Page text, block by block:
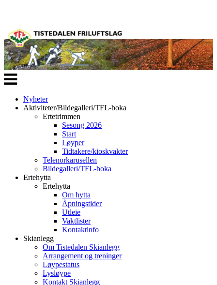
Veksle
navigasjon
Nyheter
Aktiviteter/Bildegalleri/TFL-boka
Ertetrimmen
Sesong 2026
Start
Løyper
Tidtakere/kioskvakter
Telenorkarusellen
Bildegalleri/TFL-boka
Ertehytta
Ertehytta
Om hytta
Åpningstider
Utleie
Vaktlister
Kontaktinfo
Skianlegg
Om Tistedalen Skianlegg
Arrangement og treninger
Løypestatus
Lysløype
Kontakt Skianlegg